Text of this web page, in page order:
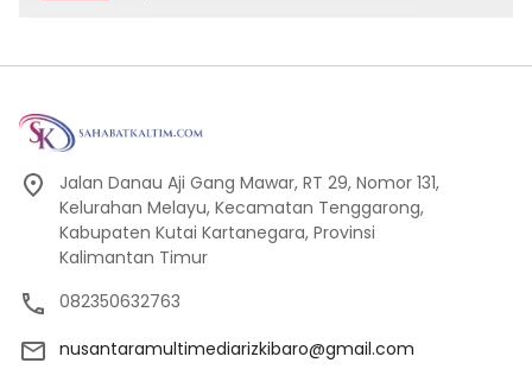
Jalan Danau Aji Gang Mawar, RT 29, Nomor 131,
Kelurahan Melayu, Kecamatan Tenggarong,
Kabupaten Kutai Kartanegara, Provinsi
Kalimantan Timur
082350632763
nusantaramultimediarizkibaro@gmail.com